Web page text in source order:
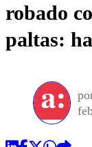
robado
paltas: